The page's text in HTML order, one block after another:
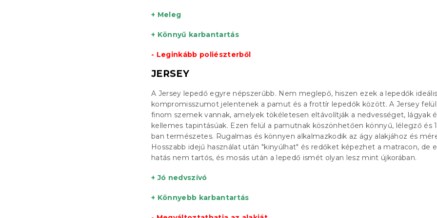
+ Meleg
+ Könnyű karbantartás
- Leginkább poliészterből
JERSEY
A Jersey lepedő egyre népszerűbb. Nem meglepő, hiszen ezek a lepedők ideális
kompromisszumot jelentenek a pamut és a frottír lepedők között. A Jersey
finom szemek vannak, amelyek tökéletesen eltávolítják a nedvességet, lágyak
kellemes tapintásúak. Ezen felül a pamutnak köszönhetően könnyű, lélegző és
ban természetes. Rugalmas és könnyen alkalmazkodik az ágy alakjához és
Hosszabb idejű használat után "kinyúlhat" és redőket képezhet a matracon, de
hatás nem tartós, és mosás után a lepedő ismét olyan lesz mint újkorában.
+ Jó nedvszívó
+ Könnyebb karbantartás